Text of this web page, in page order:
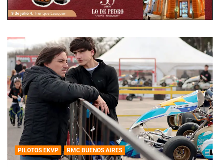
PILOTOS EKVP RMC BUENOS AIRES